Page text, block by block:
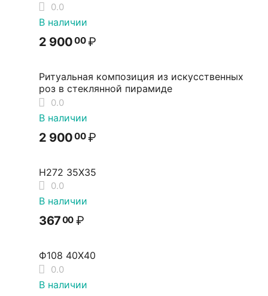
0.0
В наличии
2 90000 ₽
Ритуальная композиция из искусственных
роз в стеклянной пирамиде
0.0
В наличии
2 90000 ₽
Н272 35Х35
0.0
В наличии
36700 ₽
Ф108 40Х40
0.0
В наличии